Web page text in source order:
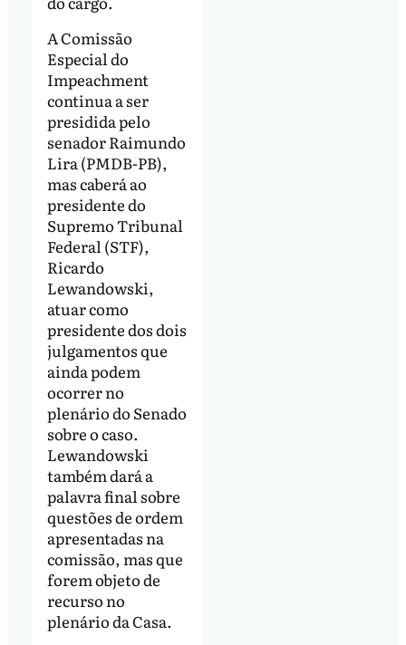
A Comissão
Especial do
Impeachment
continua a ser
presidida pelo
senador Raimundo
Lira (PMDB-PB),
mas caberá ao
presidente do
Supremo Tribunal
Federal (STF),
Ricardo
Lewandowski,
atuar como
presidente dos dois
julgamentos que
ainda podem
ocorrer no
plenário do Senado
sobre o caso.
Lewandowski
também dará a
palavra final sobre
questões de ordem
apresentadas na
comissão, mas que
forem objeto de
recurso no
plenário da Casa.